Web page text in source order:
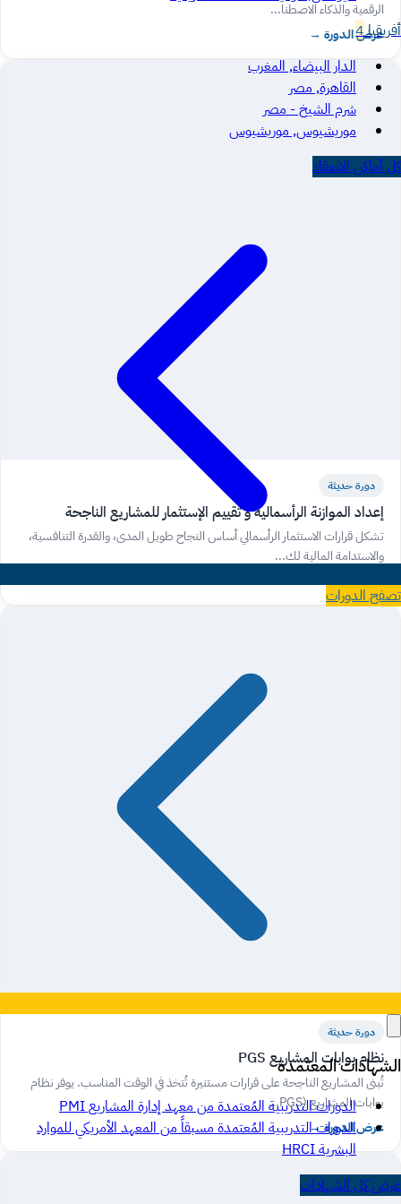
أفريقيا4
الدار البيضاء, المغرب
القاهرة, مصر
شرم الشيخ - مصر
موريشيوس, موريشيوس
كل أماكن الانعقاد
تصفح الدورات
الشهادات المعتمدة
الدورات التدريبية المُعتمدة من معهد إدارة المشاريع PMI
الدورات التدريبية المُعتمدة مسبقاً من المعهد الأمريكي للموارد
البشرية HRCI
عرض كل الشهادات
الرقمية والذكاء الاصطنا...
عرض الدورة →
دورة حديثة
إعداد الموازنة الرأسمالية و تقييم الإستثمار للمشاريع الناجحة
تشكل قرارات الاستثمار الرأسمالي أساس النجاح طويل المدى، والقدرة التنافسية،
والاستدامة المالية لك...
عرض الدورة→
دورة حديثة
نظام بوابات المشاريع PGS
تُبنى المشاريع الناجحة على قرارات مستنيرة تُتخذ في الوقت المناسب. يوفر نظام
بوابات المشاريع (PGS...
عرض الدورة→